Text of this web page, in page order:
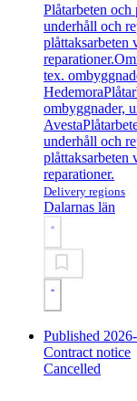
Plåtarbeten och
underhåll och
plåttaksarbeten
reparationer.
tex.
Hedemora
ombyggnader,
Avesta
underhåll och
plåttaksarbeten
reparationer.
Delivery regions
Dalarnas län
Published
Contract notice
Cancelled